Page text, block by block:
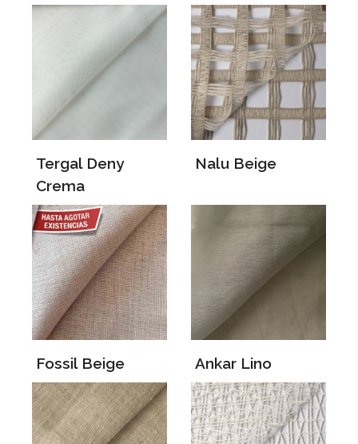
Tergal Deny
Crema
Nalu Beige
Fossil Beige Ankar Lino